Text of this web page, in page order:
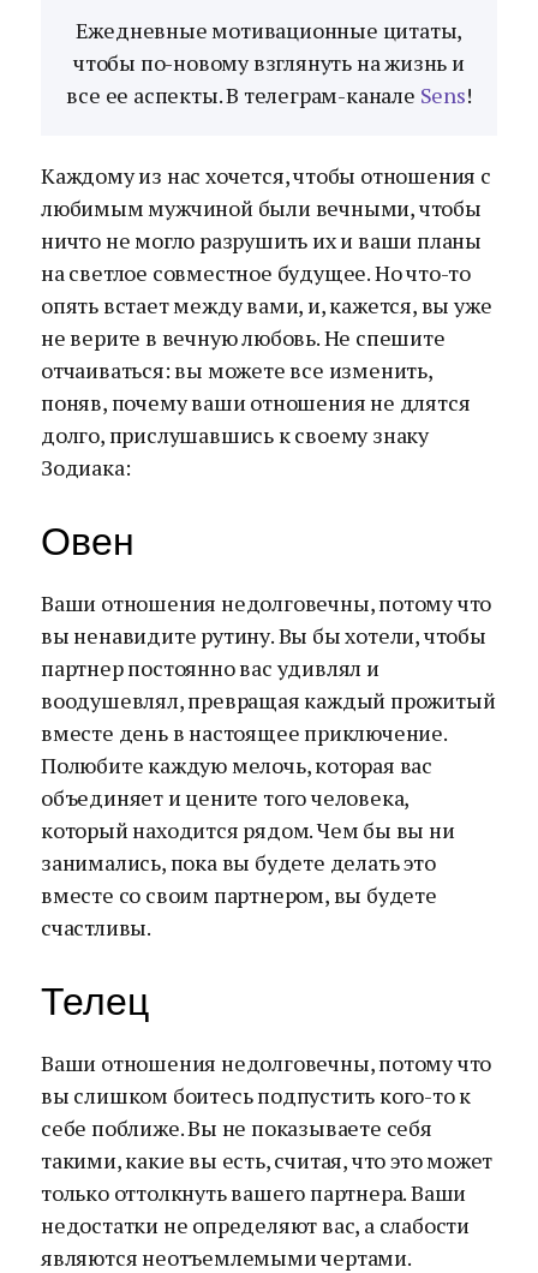
Ежедневные мотивационные цитаты,
чтобы по-новому взглянуть на жизнь и
все ее аспекты. В телеграм-канале Sens!
Каждому из нас хочется, чтобы отношения с
любимым мужчиной были вечными, чтобы
ничто не могло разрушить их и ваши планы
на светлое совместное будущее. Но что-то
опять встает между вами, и, кажется, вы уже
не верите в вечную любовь. Не спешите
отчаиваться: вы можете все изменить,
поняв, почему ваши отношения не длятся
долго, прислушавшись к своему знаку
Зодиака:
Овен
Ваши отношения недолговечны, потому что
вы ненавидите рутину. Вы бы хотели, чтобы
партнер постоянно вас удивлял и
воодушевлял, превращая каждый прожитый
вместе день в настоящее приключение.
Полюбите каждую мелочь, которая вас
объединяет и цените того человека,
который находится рядом. Чем бы вы ни
занимались, пока вы будете делать это
вместе со своим партнером, вы будете
счастливы.
Телец
Ваши отношения недолговечны, потому что
вы слишком боитесь подпустить кого-то к
себе поближе. Вы не показываете себя
такими, какие вы есть, считая, что это может
только оттолкнуть вашего партнера. Ваши
недостатки не определяют вас, а слабости
являются неотъемлемыми чертами.